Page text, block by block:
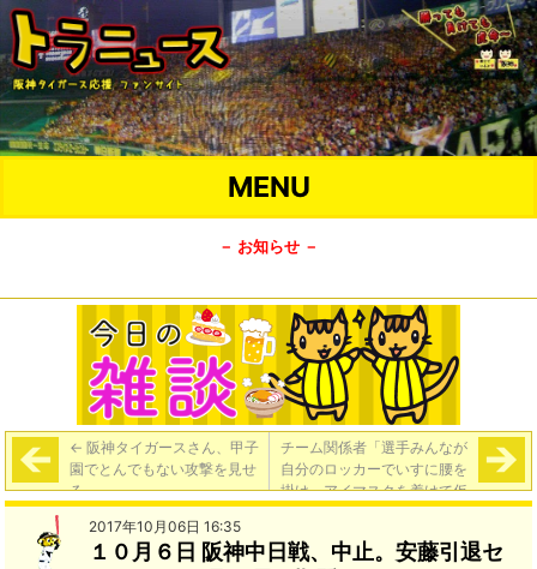
MENU
－ お知らせ －
← 阪神タイガースさん、甲子
園でとんでもない攻撃を見せ
る
チーム関係者「選手みんなが
自分のロッカーでいすに腰を
掛け、アイマスクを着けて仮
眠をしているような状態。誰
ン』としている」 →
2017年10月06日 16:35
１０月６日 阪神中日戦、中止。安藤引退セ